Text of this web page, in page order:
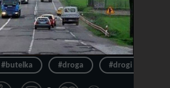
#butelka #droga #drogi